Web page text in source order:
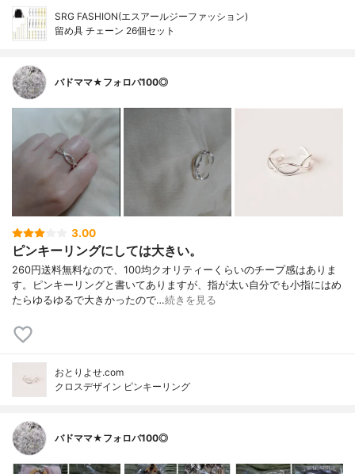
SRG FASHION(エスアールジーファッション)
留め具 チェーン 26個セット
バドママ★フォロバ100◎
3.00
ピンキーリングにしては大きい。
260円送料無料なので、100均クオリティーくらいのチープ感はありま
す。ピンキーリングと書いてありますが、指が太い自分でも小指にはめ
たらゆるゆるで大きかったので…続きを見る
おとりよせ.com
クロスデザイン ピンキーリング
バドママ★フォロバ100◎